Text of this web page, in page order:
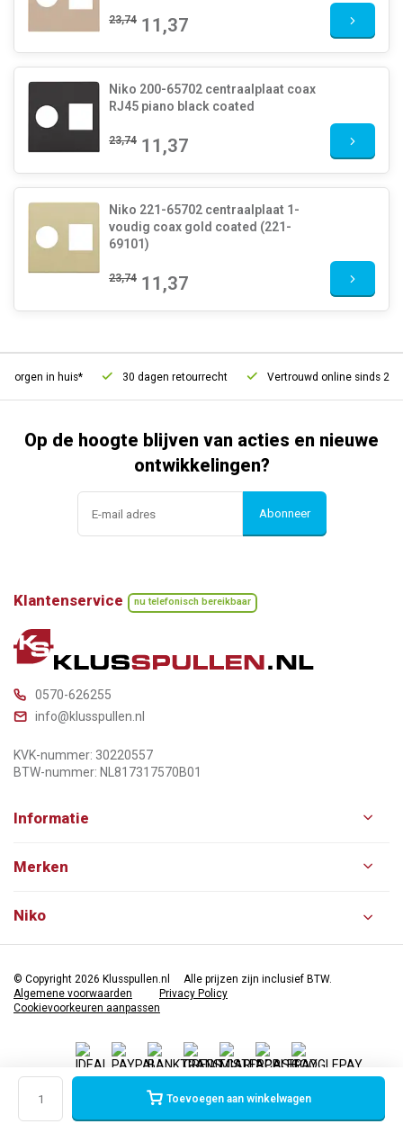
Toevoegen aan winkelwagen
23,74 11,37
Niko 200-65702 centraalplaat coax
RJ45 piano black coated
23,74 11,37
Niko 221-65702 centraalplaat 1-
voudig coax gold coated (221-
69101)
23,74 11,37
in huis* 30 dagen retourrecht Vertrouwd online sinds 2006
Op de hoogte blijven van acties en nieuwe
ontwikkelingen?
Abonneer
Klantenservice nu telefonisch bereikbaar
0570-626255
info@klusspullen.nl
KVK-nummer: 30220557
BTW-nummer: NL817317570B01
Informatie
Merken
Niko
© Copyright 2026 Klusspullen.nl
Alle prijzen zijn inclusief BTW.
Algemene voorwaarden
Privacy Policy
Cookievoorkeuren aanpassen